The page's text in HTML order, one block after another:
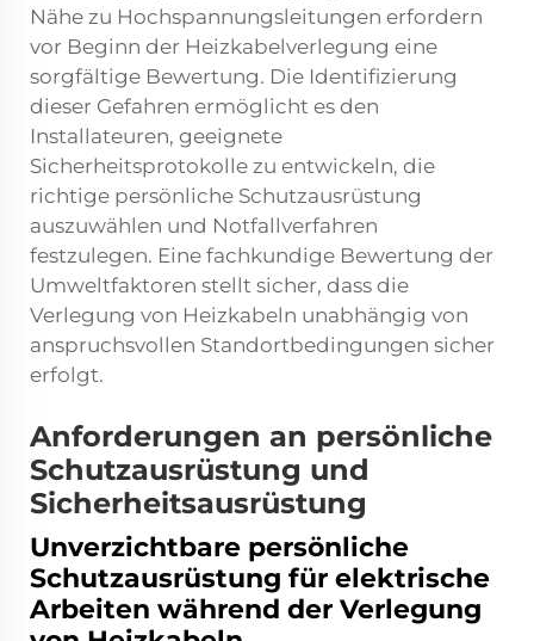
Nähe zu Hochspannungsleitungen erfordern
vor Beginn der Heizkabelverlegung eine
sorgfältige Bewertung. Die Identifizierung
dieser Gefahren ermöglicht es den
Installateuren, geeignete
Sicherheitsprotokolle zu entwickeln, die
richtige persönliche Schutzausrüstung
auszuwählen und Notfallverfahren
festzulegen. Eine fachkundige Bewertung der
Umweltfaktoren stellt sicher, dass die
Verlegung von Heizkabeln unabhängig von
anspruchsvollen Standortbedingungen sicher
erfolgt.
Anforderungen an persönliche
Schutzausrüstung und
Sicherheitsausrüstung
Unverzichtbare persönliche
Schutzausrüstung für elektrische
Arbeiten während der Verlegung